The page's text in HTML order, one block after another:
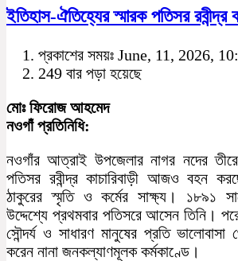
ইতিহাস-ঐতিহ্যের স্মারক পতিসর রবীন্দ্র
প্রকাশের সময়ঃ June, 11, 2026,
249 বার পড়া হয়েছে
মোঃ ফিরোজ আহমেদ
নওগাঁ প্রতিনিধি:
নওগাঁর আত্রাই উপজেলার নাগর নদের
পতিসর রবীন্দ্র কাচারিবাড়ী আজও বহন
ঠাকুরের স্মৃতি ও কর্মের সাক্ষ্য। ১৮৯১
উদ্দেশ্যে প্রথমবার পতিসরে আসেন তিনি।
সৌন্দর্য ও সাধারণ মানুষের প্রতি
করেন নানা জনকল্যাণমূলক কর্মকাণ্ডে।